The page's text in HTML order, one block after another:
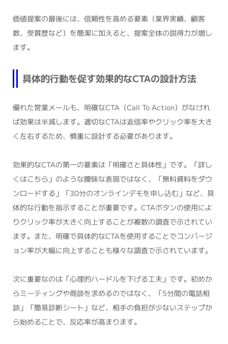
価値提案の最後には、信頼性を高める要素（業界実績、顧客
数、受賞歴など）を簡潔に加えると、提案全体の説得力が増し
ます。
具体的行動を促す効果的なCTAの設計方法
優れた営業メールも、明確なCTA（Call To Action）がなけれ
ば効果は半減します。適切なCTAは返信率やクリック率を大き
く左右するため、慎重に設計する必要があります。
効果的なCTAの第一の要素は「明確さと具体性」です。「詳し
くはこちら」のような曖昧な表現ではなく、「無料資料をダウ
ンロードする」「30分のオンラインデモを申し込む」など、具
体的な行動を指示することが重要です。CTAボタンの使用によ
りクリック率が大きく向上することが複数の調査で示されてい
ます。また、明確で具体的なCTAを使用することでコンバージ
ョン率が大幅に向上することも様々な調査で示されています。
次に重要なのは「心理的ハードルを下げる工夫」です。初めか
らミーティングや商談を求めるのではなく、「5分間の電話相
談」「簡易診断シート」など、相手の負担が少ないステップか
ら始めることで、反応率が高まります。